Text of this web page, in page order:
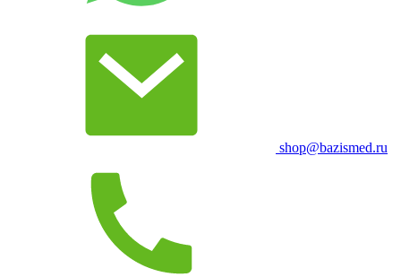
shop@bazismed.ru